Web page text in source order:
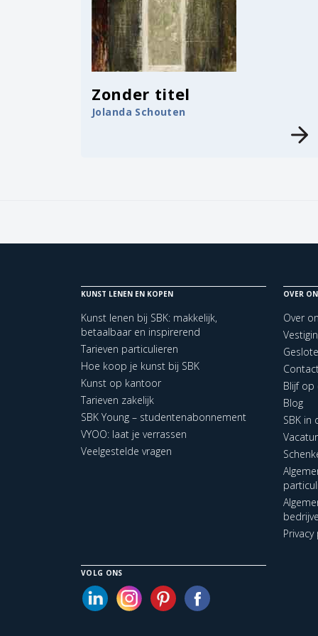
Zonder titel
Jolanda Schouten
KUNST LENEN EN KOPEN
Kunst lenen bij SBK: makkelijk,
betaalbaar en inspirerend
Tarieven particulieren
Hoe koop je kunst bij SBK
Kunst op kantoor
Tarieven zakelijk
SBK Young – studentenabonnement
VYOO: laat je verrassen
Veelgestelde vragen
OVER
Over
Blijf op
Blog
SBK in
VOLG ONS